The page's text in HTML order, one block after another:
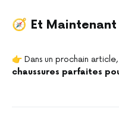
🧭 Et Maintenant
👉 Dans un prochain
chaussures parfaites